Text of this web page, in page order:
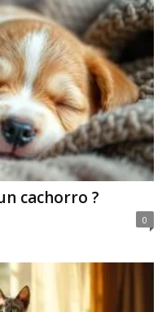
cachorro ?
0